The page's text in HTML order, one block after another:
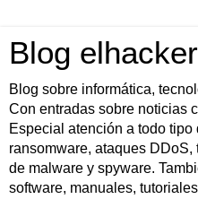
Blog
Blog sobre informática,
Con entradas sobre noticias
Especial atención a todo tipo
ransomware, ataques
de malware y spyware.
software, manuales,